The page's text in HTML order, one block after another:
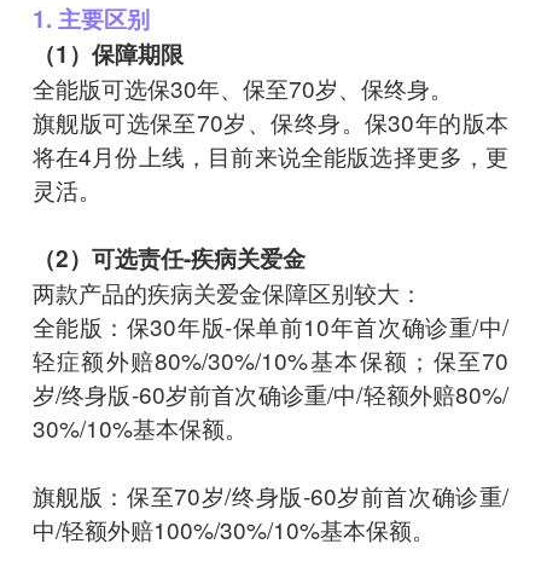
1. 主要区别
（1）保障期限
全能版可选保30年、保至70岁、保终身。
旗舰版可选保至70岁、保终身。保30年的版本
将在4月份上线，目前来说全能版选择更多，更
灵活。
（2）可选责任-疾病关爱金
两款产品的疾病关爱金保障区别较大：
全能版：保30年版-保单前10年首次确诊重/中/
轻症额外赔80%/30%/10%基本保额；保至70
岁/终身版-60岁前首次确诊重/中/轻额外赔80%/
30%/10%基本保额。
旗舰版：保至70岁/终身版-60岁前首次确诊重/
中/轻额外赔100%/30%/10%基本保额。